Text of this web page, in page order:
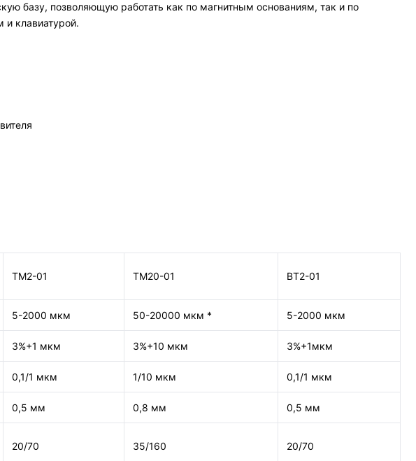
базу, позволяющую работать как по магнитным основаниям, так и по
клавиатурой.
ТМ2-01 ТМ20-01 ВТ2-01
5-2000 мкм 50-20000 мкм * 5-2000 мкм
3%+1 мкм 3%+10 мкм 3%+1мкм
0,1/1 мкм 1/10 мкм 0,1/1 мкм
0,5 мм 0,8 мм 0,5 мм
20/70 35/160 20/70